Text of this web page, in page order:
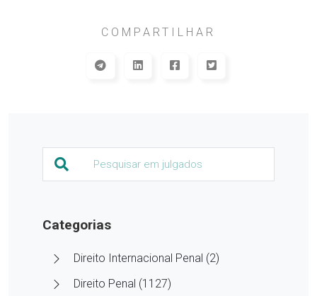
COMPARTILHAR
Categorias
Direito Internacional Penal (2)
Direito Penal (1127)